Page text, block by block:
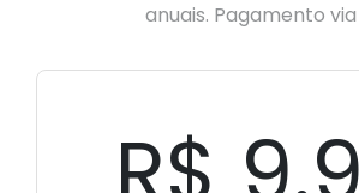
anuais. Pagamento via